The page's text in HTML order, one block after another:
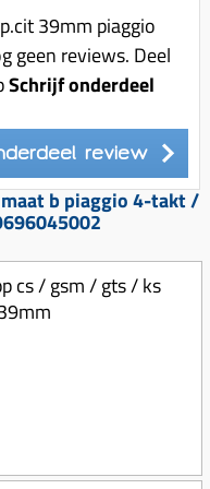
39mm piaggio
geen reviews. Deel
Schrijf onderdeel
review
b piaggio 4-takt /
cs / gsm / gts / ks